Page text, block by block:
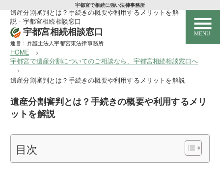
宇都宮で相続に強い法律事務所
遺産分割審判とは？手続きの概要や利用するメリットを解
説 - 宇都宮相続相談窓口
宇都宮相続相談窓口
運営：弁護士法人宇都宮東法律事務所
サービス紹介
HOME
宇都宮で遺産分割についてのご相談なら、宇都宮相続相談窓口へ
遺産分割審判とは？手続きの概要や利用するメリットを解説
遺産分割審判とは？手続きの概要や利用するメリ
ットを解説
目次